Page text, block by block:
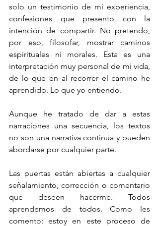
solo un testimonio de mi experiencia,
confesiones que presento con la
intención de compartir. No pretendo,
por eso, filosofar, mostrar caminos
espirituales ni morales. Esta es una
interpretación muy personal de mi vida,
de lo que en al recorrer el camino he
aprendido. Lo que yo entiendo.
Aunque he tratado de dar a estas
narraciones una secuencia, los textos
no son una narrativa continua y pueden
abordarse por cualquier parte.
Las puertas están abiertas a cualquier
señalamiento, corrección o comentario
que deseen hacerme. Todos
aprendemos de todos. Como les
comento: estoy en este proceso de